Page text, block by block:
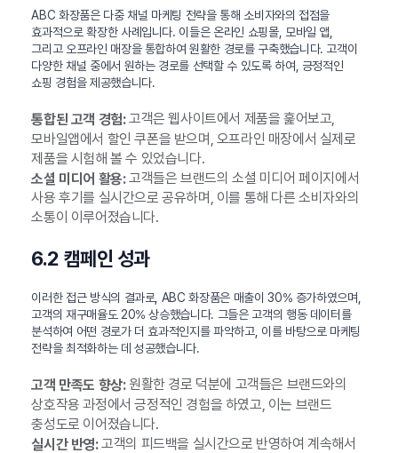
ABC 화장품은 다중 채널 마케팅 전략을 통해 소비자와의 접점을
효과적으로 확장한 사례입니다. 이들은 온라인 쇼핑몰, 모바일 앱,
그리고 오프라인 매장을 통합하여 원활한 경로를 구축했습니다. 고객이
다양한 채널 중에서 원하는 경로를 선택할 수 있도록 하여, 긍정적인
쇼핑 경험을 제공했습니다.
통합된 고객 경험:고객은 웹사이트에서 제품을 훑어보고,
모바일앱에서 할인 쿠폰을 받으며, 오프라인 매장에서 실제로
제품을 시험해 볼 수 있었습니다.
소셜 미디어 활용:고객들은 브랜드의 소셜 미디어 페이지에서
사용 후기를 실시간으로 공유하며, 이를 통해 다른 소비자와의
소통이 이루어졌습니다.
6.2 캠페인 성과
이러한 접근 방식의 결과로, ABC 화장품은 매출이 30% 증가하였으며,
고객의 재구매율도 20% 상승했습니다. 그들은 고객의 행동 데이터를
분석하여 어떤 경로가 더 효과적인지를 파악하고, 이를 바탕으로 마케팅
전략을 최적화하는 데 성공했습니다.
고객 만족도 향상:원활한 경로 덕분에 고객들은 브랜드와의
상호작용 과정에서 긍정적인 경험을 하였고, 이는 브랜드
충성도로 이어졌습니다.
실시간 반영:고객의 피드백을 실시간으로 반영하여 계속해서